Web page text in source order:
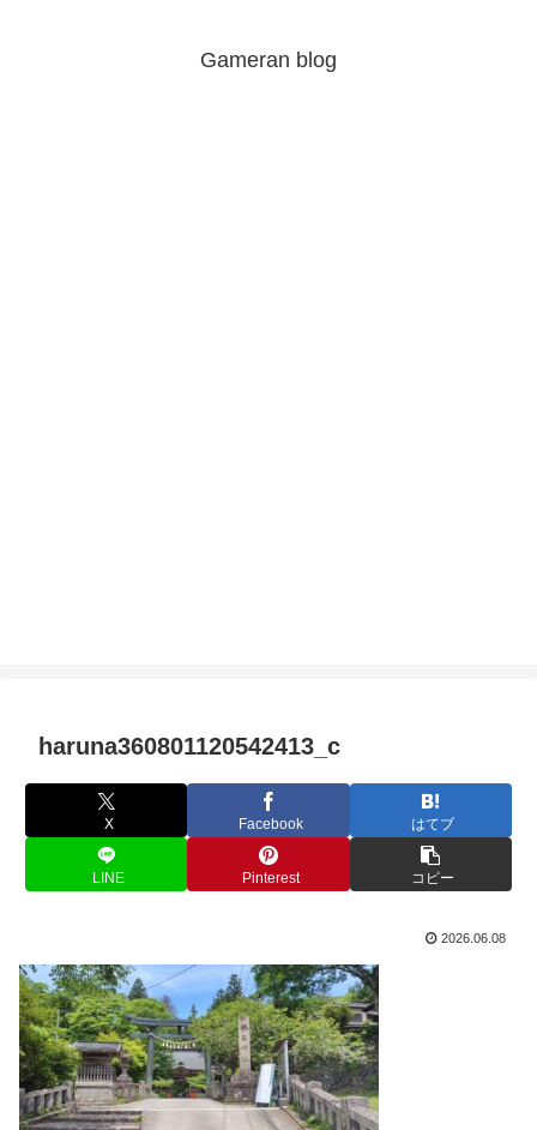
Gameran blog
haruna360801120542413_c
X Facebook はてブ
LINE Pinterest コピー
2026.06.08